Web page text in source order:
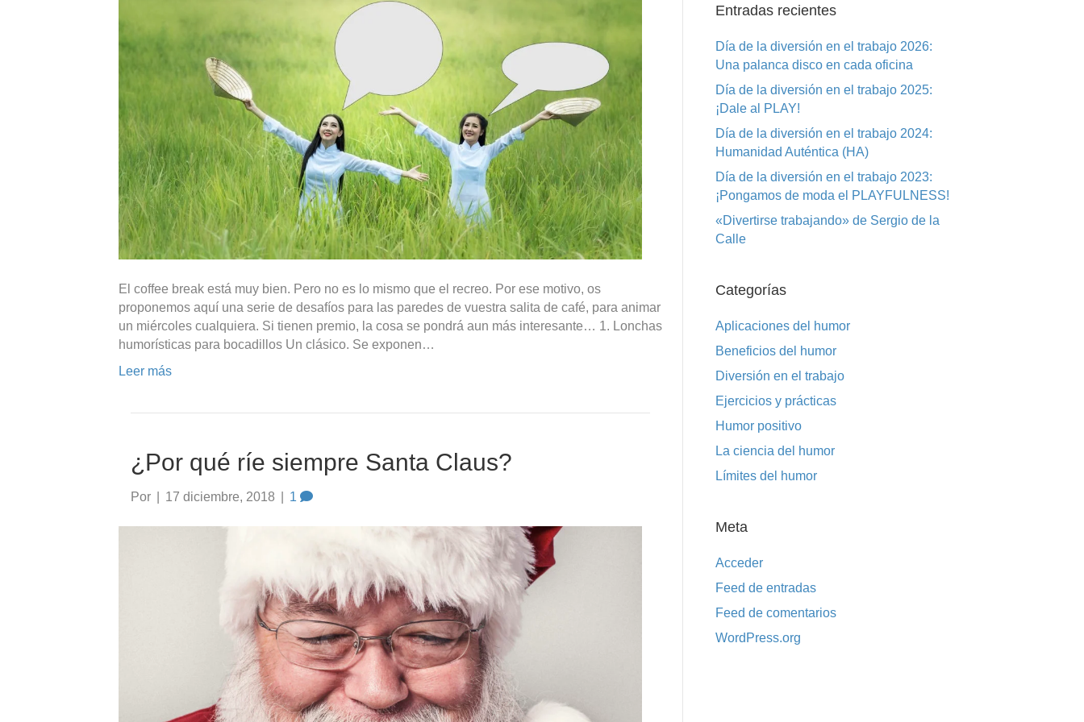
El coffee break está muy bien. Pero no es lo mismo que el recreo. Por ese motivo, os
proponemos aquí una serie de desafíos para las paredes de vuestra salita de café, para animar
un miércoles cualquiera. Si tienen premio, la cosa se pondrá aun más interesante… 1. Lonchas
humorísticas para bocadillos Un clásico. Se exponen…
Leer más
¿Por qué ríe siempre Santa Claus?
Por 17 diciembre, 2018 1
o
o
k
n
Entradas recientes
Día de la diversión en el trabajo 2026:
Una palanca disco en cada oficina
Día de la diversión en el trabajo 2025:
¡Dale al PLAY!
Día de la diversión en el trabajo 2024:
Humanidad Auténtica (HA)
Día de la diversión en el trabajo 2023:
¡Pongamos de moda el PLAYFULNESS!
«Divertirse trabajando» de Sergio de la
Calle
Categorías
Aplicaciones del humor
Beneficios del humor
Diversión en el trabajo
Ejercicios y prácticas
Humor positivo
La ciencia del humor
Límites del humor
Meta
Acceder
Feed de entradas
Feed de comentarios
WordPress.org